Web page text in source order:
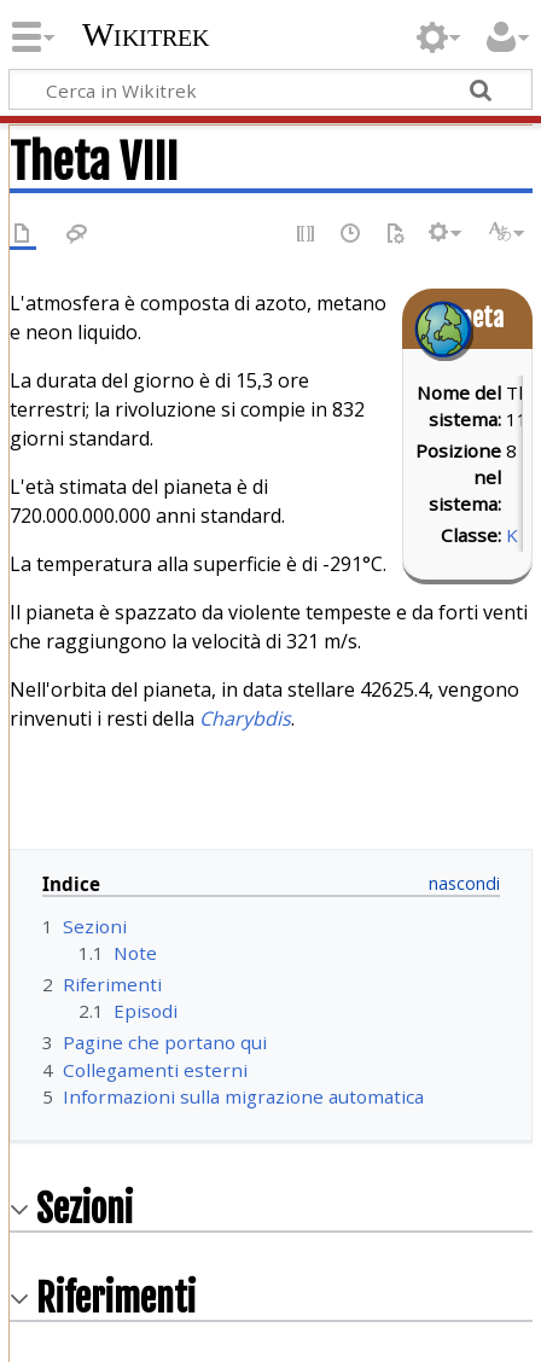
Wikitrek
Theta VIII
Pianeta
Nome del
sistema: 116
Posizione
nel
sistema:
8
Classe: K
L'atmosfera è composta di azoto, metano
e neon liquido.
La durata del giorno è di 15,3 ore
terrestri; la rivoluzione si compie in 832
giorni standard.
L'età stimata del pianeta è di
720.000.000.000 anni standard.
La temperatura alla superficie è di -291°C.
Il pianeta è spazzato da violente tempeste e da forti venti
che raggiungono la velocità di 321 m/s.
Nell'orbita del pianeta, in data stellare 42625.4, vengono
rinvenuti i resti della Charybdis.
Indice
1 Sezioni
1.1
Note
2 Riferimenti
2.1
Episodi
3 Pagine che portano qui
4 Collegamenti esterni
5 Informazioni sulla migrazione automatica
Sezioni
Riferimenti